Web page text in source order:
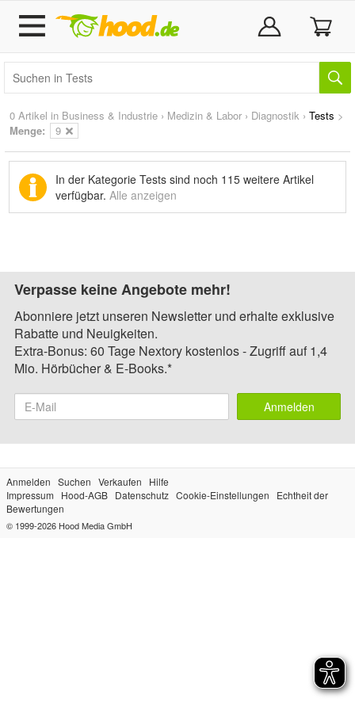
0 Artikel in Business & Industrie › Medizin & Labor › Diagnostik › Tests >
Menge:
9
In der Kategorie Tests sind noch 115 weitere Artikel
verfügbar. Alle anzeigen
Verpasse keine Angebote mehr!
Abonniere jetzt unseren Newsletter und erhalte exklusive
Rabatte und Neuigkeiten.
Extra-Bonus: 60 Tage Nextory kostenlos - Zugriff auf 1,4
Mio. Hörbücher & E-Books.*
Anmelden
Anmelden Suchen Verkaufen
Hilfe
Impressum
Hood-AGB Datenschutz Cookie-Einstellungen
Echtheit der
Bewertungen
© 1999-2026 Hood Media GmbH